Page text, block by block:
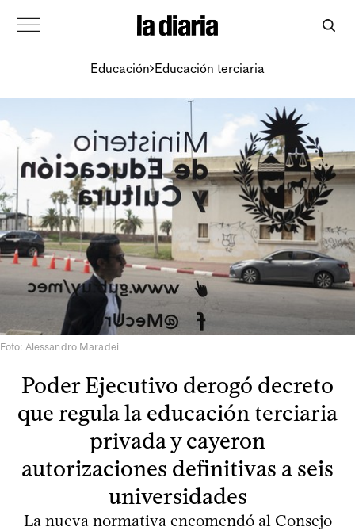
Educación Educación terciaria
Foto: Alessandro Maradei
Poder Ejecutivo derogó decreto
que regula la educación terciaria
privada y cayeron
autorizaciones definitivas a seis
universidades
La nueva normativa encomendó al Consejo